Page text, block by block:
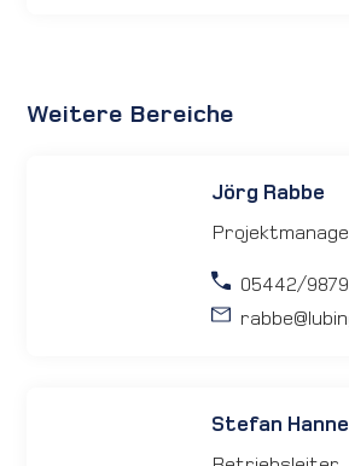
Weitere Bereiche
Jörg Rabbe
05442/
rabbe
Stefan